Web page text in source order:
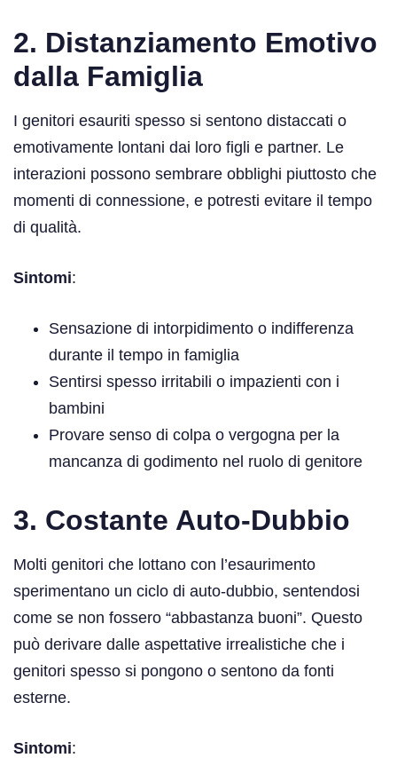
2. Distanziamento Emotivo
dalla Famiglia
I genitori esauriti spesso si sentono distaccati o
emotivamente lontani dai loro figli e partner. Le
interazioni possono sembrare obblighi piuttosto che
momenti di connessione, e potresti evitare il tempo
di qualità.
Sintomi:
Sensazione di intorpidimento o indifferenza
durante il tempo in famiglia
Sentirsi spesso irritabili o impazienti con i
bambini
Provare senso di colpa o vergogna per la
mancanza di godimento nel ruolo di genitore
3. Costante Auto-Dubbio
Molti genitori che lottano con l’esaurimento
sperimentano un ciclo di auto-dubbio, sentendosi
come se non fossero “abbastanza buoni”. Questo
può derivare dalle aspettative irrealistiche che i
genitori spesso si pongono o sentono da fonti
esterne.
Sintomi: